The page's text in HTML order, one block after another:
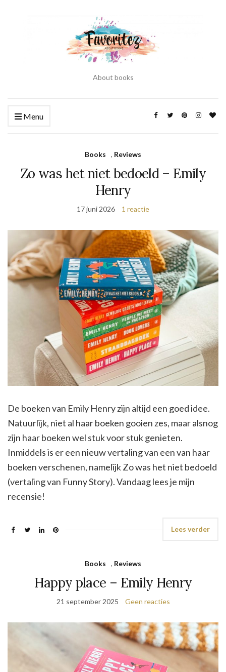
About books
Menu
Books , Reviews
Zo was het niet bedoeld – Emily
Henry
17 juni 2026 1 reactie
De boeken van Emily Henry zijn altijd een goed idee.
Natuurlijk, niet al haar boeken gooien zes, maar alsnog
zijn haar boeken wel stuk voor stuk genieten.
Inmiddels is er een nieuw vertaling van een van haar
boeken verschenen, namelijk Zo was het niet bedoeld
(vertaling van Funny Story). Vandaag lees je mijn
recensie!
Lees verder
Books , Reviews
Happy place – Emily Henry
21 september 2025 Geen reacties